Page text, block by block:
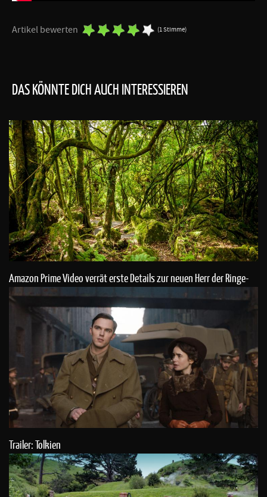
Artikel bewerten (1 Stimme)
DAS KÖNNTE DICH AUCH INTERESSIEREN
Amazon Prime Video verrät erste Details zur neuen Herr der Ringe-
Serie
Trailer: Tolkien